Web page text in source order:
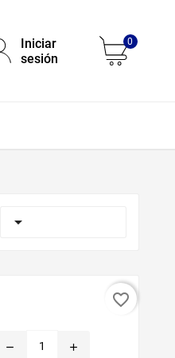
Iniciar
sesión
0

remove add
favorite_border